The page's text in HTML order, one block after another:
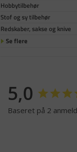
Hobbytilbehør
Stof og sy tilbehør
Redskaber, sakse og knive
Se flere
5,0
Baseret på 2